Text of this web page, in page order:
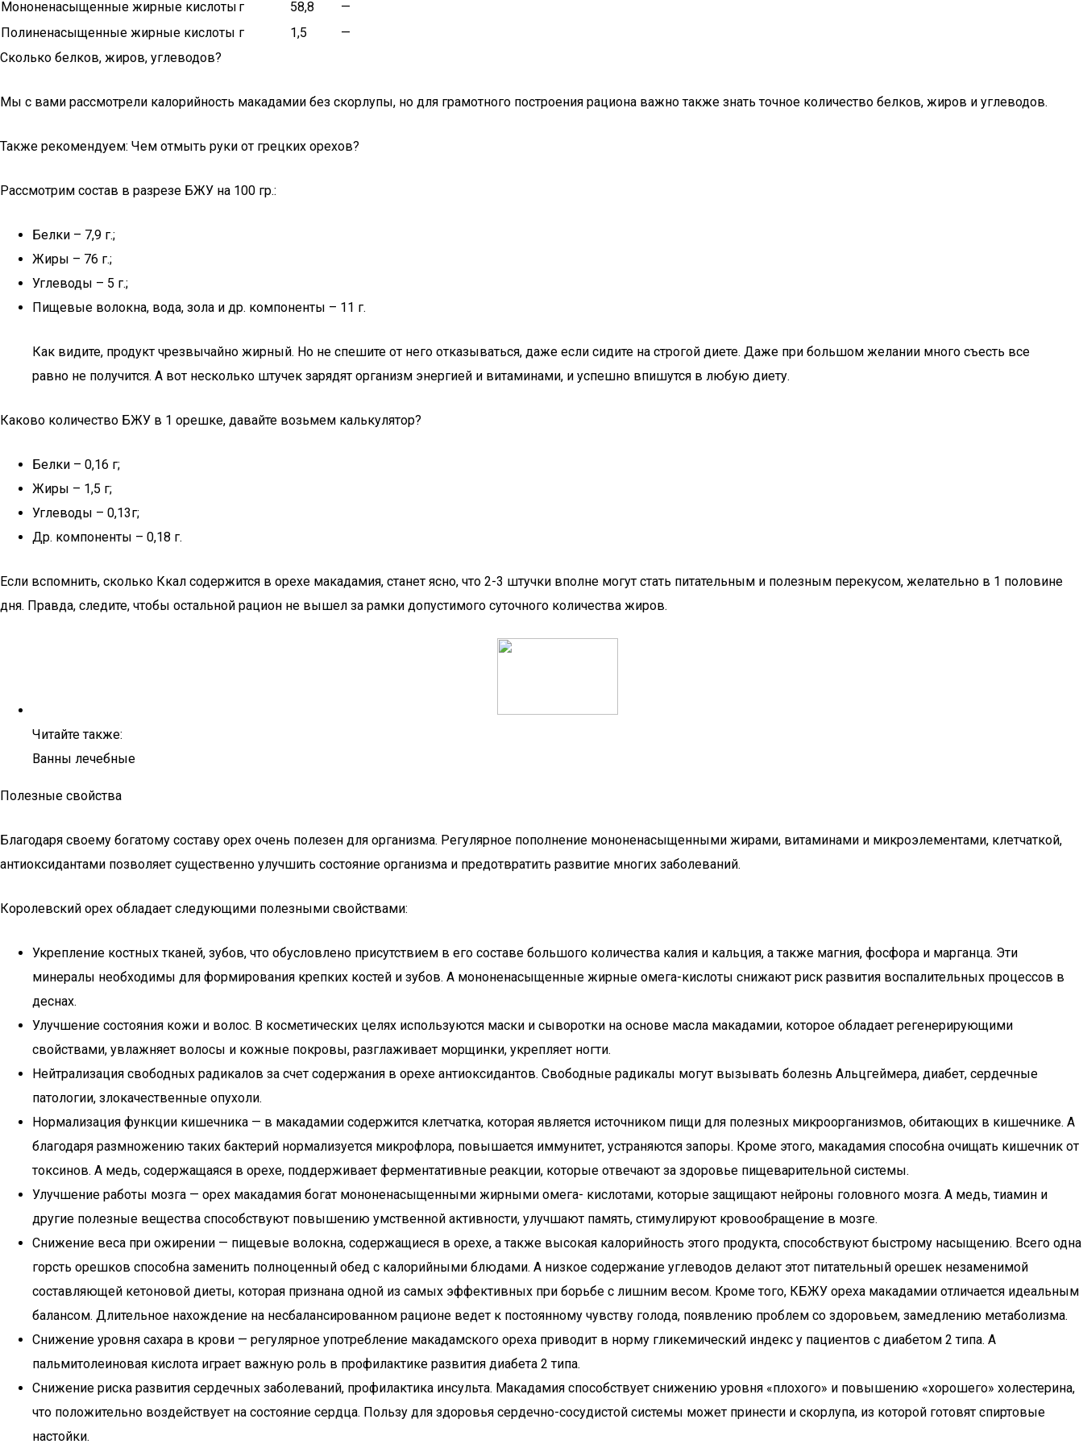
Мононенасыщенные жирные кислоты г 58,8
—
Полиненасыщенные жирные кислоты г 1,5
—
Сколько белков, жиров, углеводов?
Мы с вами рассмотрели калорийность макадамии без скорлупы, но для грамотного построения рациона важно также знать точное количество белков, жиров и углеводов.
Также рекомендуем: Чем отмыть руки от грецких орехов?
Рассмотрим состав в разрезе БЖУ на 100 гр.:
Белки – 7,9 г.;
Жиры – 76 г.;
Углеводы – 5 г.;
Пищевые волокна, вода, зола и др. компоненты – 11 г.
Как видите, продукт чрезвычайно жирный. Но не спешите от него отказываться, даже если сидите на строгой диете. Даже при большом желании много съесть все
равно не получится. А вот несколько штучек зарядят организм энергией и витаминами, и успешно впишутся в любую диету.
Каково количество БЖУ в 1 орешке, давайте возьмем калькулятор?
Белки – 0,16 г;
Жиры – 1,5 г;
Углеводы – 0,13г;
Др. компоненты – 0,18 г.
Если вспомнить, сколько Ккал содержится в орехе макадамия, станет ясно, что 2-3 штучки вполне могут стать питательным и полезным перекусом, желательно в 1 половине
дня. Правда, следите, чтобы остальной рацион не вышел за рамки допустимого суточного количества жиров.
Читайте также:
Ванны лечебные
Полезные свойства
Благодаря своему богатому составу орех очень полезен для организма. Регулярное пополнение мононенасыщенными жирами, витаминами и микроэлементами, клетчаткой,
антиоксидантами позволяет существенно улучшить состояние организма и предотвратить развитие многих заболеваний.
Королевский орех обладает следующими полезными свойствами:
Укрепление костных тканей, зубов, что обусловлено присутствием в его составе большого количества калия и кальция, а также магния, фосфора и марганца. Эти
минералы необходимы для формирования крепких костей и зубов. А мононенасыщенные жирные омега-кислоты снижают риск развития воспалительных процессов в
деснах.
Улучшение состояния кожи и волос. В косметических целях используются маски и сыворотки на основе масла макадамии, которое обладает регенерирующими
свойствами, увлажняет волосы и кожные покровы, разглаживает морщинки, укрепляет ногти.
Нейтрализация свободных радикалов за счет содержания в орехе антиоксидантов. Свободные радикалы могут вызывать болезнь Альцгеймера, диабет, сердечные
патологии, злокачественные опухоли.
Нормализация функции кишечника — в макадамии содержится клетчатка, которая является источником пищи для полезных микроорганизмов, обитающих в кишечнике. А
благодаря размножению таких бактерий нормализуется микрофлора, повышается иммунитет, устраняются запоры. Кроме этого, макадамия способна очищать кишечник от
токсинов. А медь, содержащаяся в орехе, поддерживает ферментативные реакции, которые отвечают за здоровье пищеварительной системы.
Улучшение работы мозга — орех макадамия богат мононенасыщенными жирными омега- кислотами, которые защищают нейроны головного мозга. А медь, тиамин и
другие полезные вещества способствуют повышению умственной активности, улучшают память, стимулируют кровообращение в мозге.
Снижение веса при ожирении — пищевые волокна, содержащиеся в орехе, а также высокая калорийность этого продукта, способствуют быстрому насыщению. Всего одна
горсть орешков способна заменить полноценный обед с калорийными блюдами. А низкое содержание углеводов делают этот питательный орешек незаменимой
составляющей кетоновой диеты, которая признана одной из самых эффективных при борьбе с лишним весом. Кроме того, КБЖУ ореха макадамии отличается идеальным
балансом. Длительное нахождение на несбалансированном рационе ведет к постоянному чувству голода, появлению проблем со здоровьем, замедлению метаболизма.
Снижение уровня сахара в крови — регулярное употребление макадамского ореха приводит в норму гликемический индекс у пациентов с диабетом 2 типа. А
пальмитолеиновая кислота играет важную роль в профилактике развития диабета 2 типа.
Снижение риска развития сердечных заболеваний, профилактика инсульта. Макадамия способствует снижению уровня «плохого» и повышению «хорошего» холестерина,
что положительно воздействует на состояние сердца. Пользу для здоровья сердечно-сосудистой системы может принести и скорлупа, из которой готовят спиртовые
настойки.